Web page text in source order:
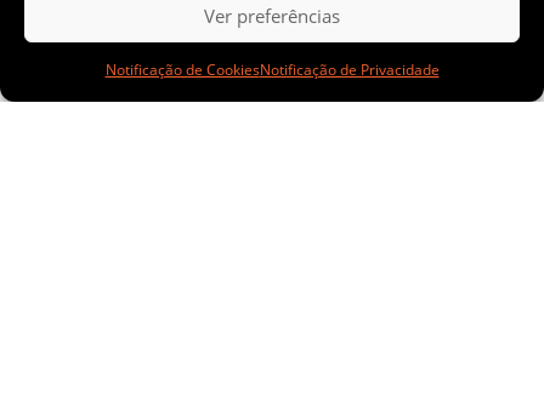
Ver preferências
Notificação de CookiesNotificação de Privacidade
old